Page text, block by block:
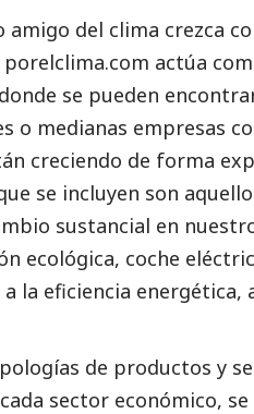
del clima crezca
porelclima.com actúa
donde se pueden
o medianas empresas
creciendo de forma
se incluyen son
sustancial en
ecológica, coche
la eficiencia energética,
de productos y
sector económico,